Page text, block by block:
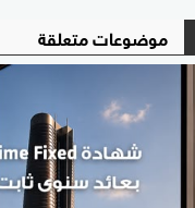
موضوعات متعلقة